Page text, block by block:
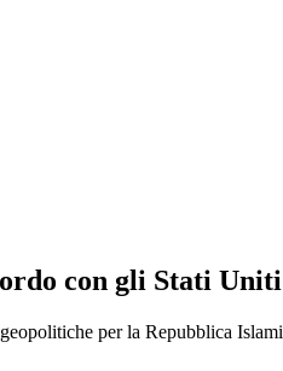
con gli Stati Uniti
per la Repubblica